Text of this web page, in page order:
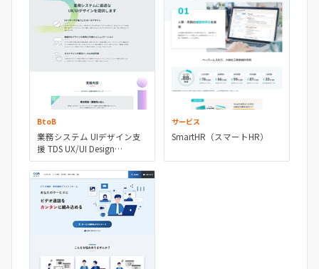
BtoB
業務システム UIデザイン支
援 TDS UX/UI Design
Solution
サービス
SmartHR（スマートHR）